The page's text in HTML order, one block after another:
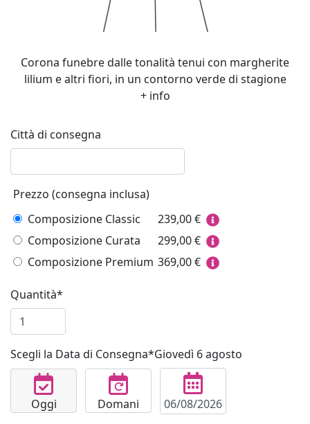
Corona funebre dalle tonalità tenui con margherite
lilium e altri fiori, in un contorno verde di stagione
+ info
Città di consegna
Prezzo (consegna inclusa)
Composizione Classic
239,00€
Composizione Curata
299,00€
Composizione Premium 369,00€
Quantità*
Scegli la Data di Consegna*Giovedì 6 agosto
Oggi Domani